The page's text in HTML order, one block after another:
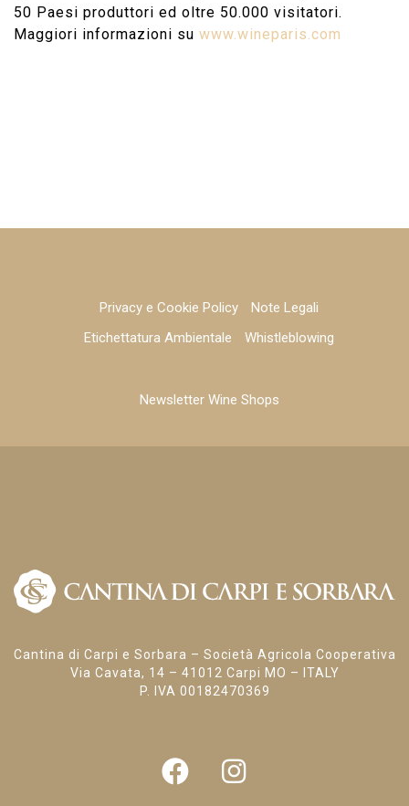
50 Paesi produttori ed oltre 50.000 visitatori.
Maggiori informazioni su www.wineparis.com
Privacy e Cookie Policy
Note Legali
Etichettatura Ambientale
Whistleblowing
Newsletter Wine Shops
Cantina di Carpi e Sorbara – Società Agricola Cooperativa
Via Cavata, 14 – 41012 Carpi MO – ITALY
P. IVA 00182470369